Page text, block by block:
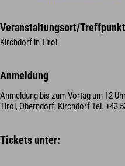
Veranstaltungsort/Treffpunkt
Kirchdorf in Tirol
Anmeldung
Anmeldung bis zum Vortag um 12
Tirol, Oberndorf, Kirchdorf Tel. +43
Tickets unter: